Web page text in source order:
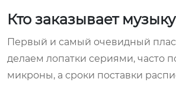
Кто заказывает
Первый и самый очевидный
делаем лопатки сериями, часто
микроны, а сроки поставки